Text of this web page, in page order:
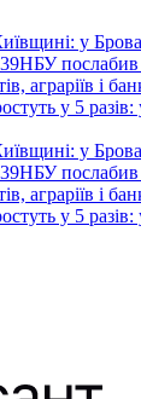
у
НБУ послабив
аграріїв і
у 5
у
НБУ послабив
аграріїв і
у 5